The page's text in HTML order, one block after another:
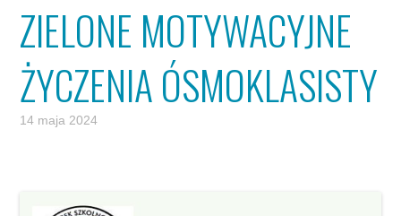
ZIELONE MOTYWACYJNE
ŻYCZENIA ÓSMOKLASISTY
14 maja 2024